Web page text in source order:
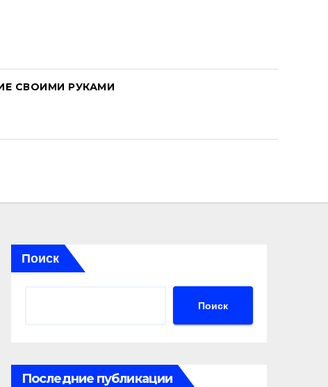
СВОИМИ РУКАМИ
Поиск
Поиск
Последние публикации